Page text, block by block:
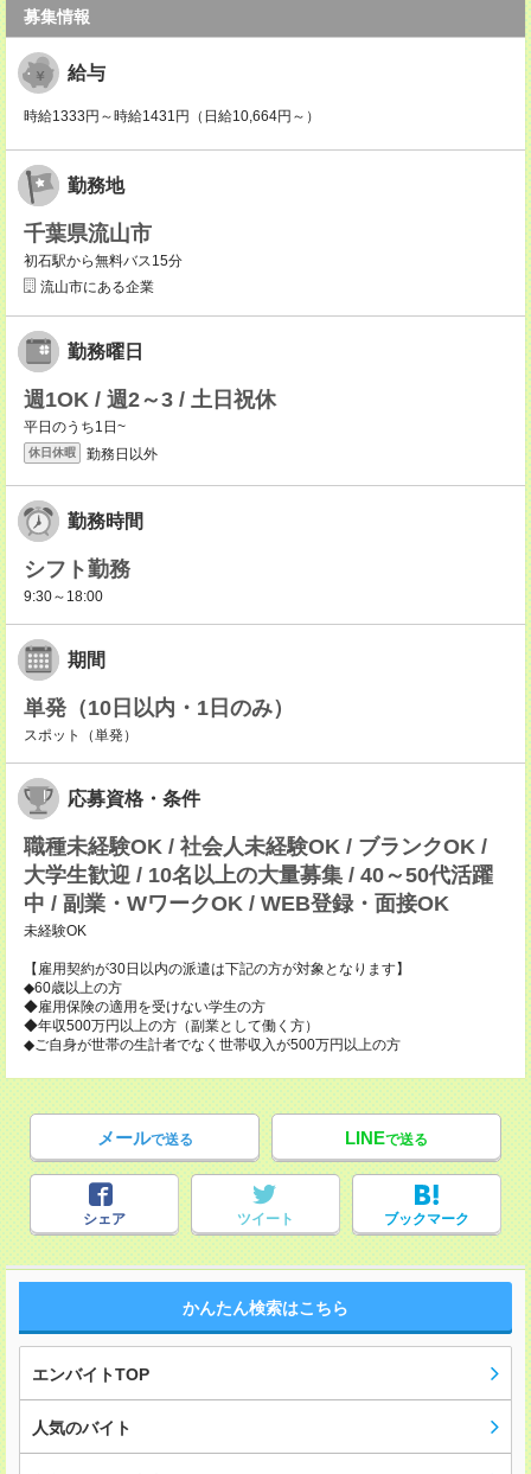
募集情報
給与
時給1333円～時給1431円（日給10,664円～）
勤務地
千葉県流山市
初石駅から無料バス15分
流山市にある企業
勤務曜日
週1OK / 週2～3 / 土日祝休
平日のうち1日~
休日休暇 勤務日以外
勤務時間
シフト勤務
9:30～18:00
期間
単発（10日以内・1日のみ）
スポット（単発）
応募資格・条件
職種未経験OK / 社会人未経験OK / ブランクOK /
大学生歓迎 / 10名以上の大量募集 / 40～50代活躍
中 / 副業・WワークOK / WEB登録・面接OK
未経験OK
【雇用契約が30日以内の派遣は下記の方が対象となります】
◆60歳以上の方
◆雇用保険の適用を受けない学生の方
◆年収500万円以上の方（副業として働く方）
◆ご自身が世帯の生計者でなく世帯収入が500万円以上の方
メールで送る LINEで送る
シェア ツイート ブックマーク
かんたん検索はこちら
エンバイトTOP
人気のバイト